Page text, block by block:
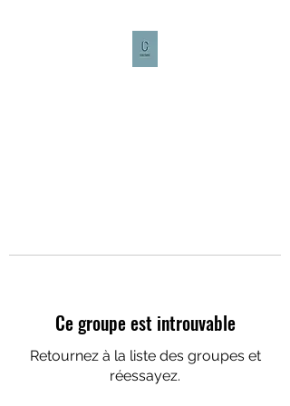
Ce groupe est introuvable
Retournez à la liste des groupes et
réessayez.